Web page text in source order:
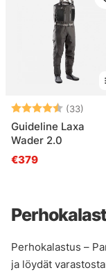
Arvio: (33)
Guideline Laxa
Wader 2.0
€379
Perhokalastus –
ja löydät